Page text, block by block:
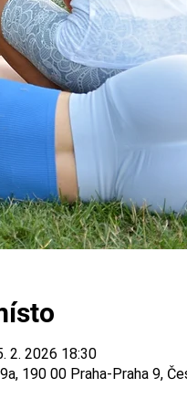
2. 2026 18:30
190 00 Praha-Praha 9,